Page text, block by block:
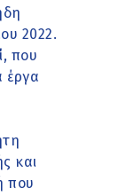
2022.
που
έργα
και
που